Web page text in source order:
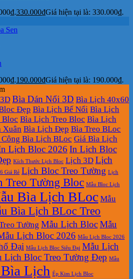
330.000₫Giá hiện tại là: 330.000₫.
190.000₫Giá hiện tại là: 190.000₫.
Bìa Dán Nổi 3D Bìa Lịch 40x60
Đẹp Bìa Lịch Bế Nổi Bìa Lịch
Bloc Bìa Lịch Treo Bloc Bìa Lịch
Xuân Bìa Lịch Đẹp Bìa Treo BLoc
Công Bìa Lịch BLoc Giá Bìa Lịch
Lịch Bloc 2026 In Lịch Bloc
Kích Thước Lịch Bloc Lịch 3D Lịch
Giá Rẻ Lịch Bloc Treo Tường Lịch
Treo Tường Bloc Mẫu Bloc Lịch
Bìa Lịch BLoc Mẫu
Bìa Lịch BLoc Treo
Tường Mẫu Lịch BlocMẫu
Lịch Bloc 2026 Mẫu Lịch Bloc 2026
Đại Mẫu Lịch Bloc Siêu Đại Mẫu Lịch
Lịch Bloc Treo Tường Đẹp Mẫu
Lịch Ép Kim Lịch Bloc